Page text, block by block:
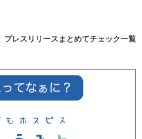
プレスリリースまとめてチェック一覧